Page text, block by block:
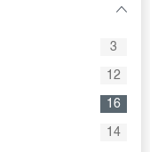
3
12
16
14